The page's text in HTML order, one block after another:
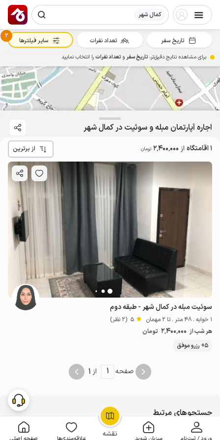
کمال شهر
نقشه
2.4 میلیون ت
OpenStreetMap
اجاره آپارتمان مبله و سوئیت در کمال شهر
1 اقامتگاه از 2٬400٬000 تومان از برترین
سوئیت مبله در کمال شهر - طبقه دوم
1 خوابه . 48 متر . تا 2 مهمان 5 (2 نظر)
هر شب از 2٬400٬000 تومان
5+ رزرو موفق
صفحه 1 از 1
جستجوهای مرتبط
اجاره ویلا در کمال شهر 1
تاریخ سفر تعداد نفرات
2
سایر فیلترها
برای مشاهده نتایج دقیق‌تر، تاریخ سفرو تعداد نفراترا انتخاب نمایید